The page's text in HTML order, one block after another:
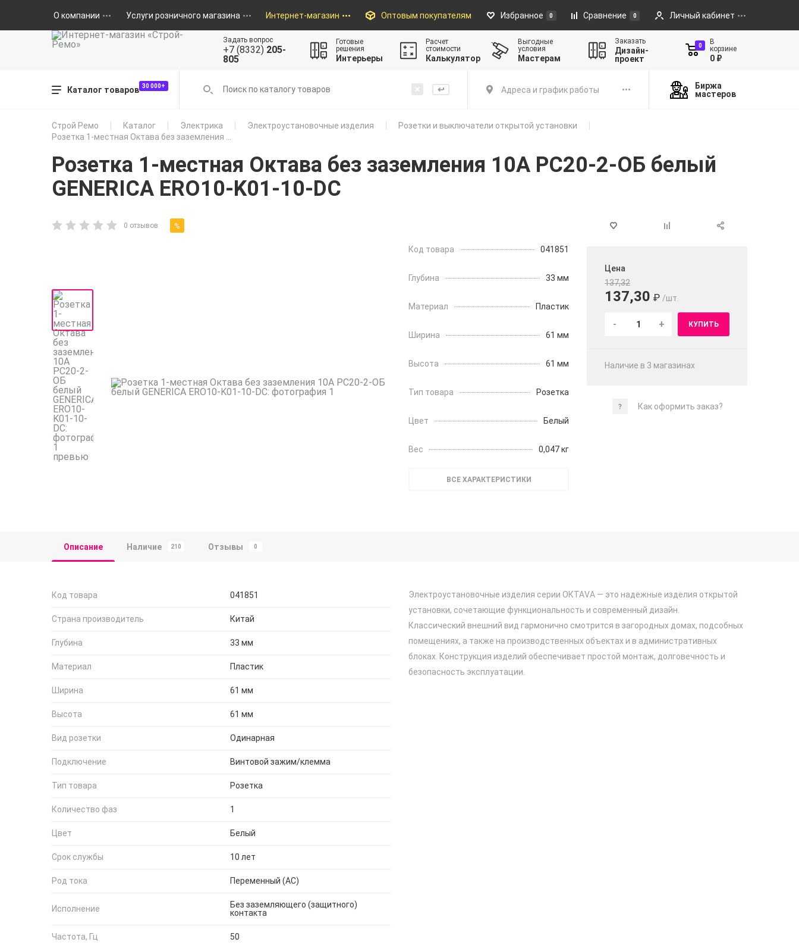
О компании Услуги розничного магазина Интернет-магазин Оптовым покупателям Избранное 0 Сравнение 0 Личный кабинет
Задать вопрос
+7 (8332) 205-
805
Готовые
решения
Интерьеры
Расчет
стоимости
Калькулятор
Выгодные
условия
Мастерам
Заказать
Дизайн-
проект
0
В
корзине
0 ₽
Каталог товаров 30 000+ Адреса и график работы
Биржа
мастеров
Строй Ремо Каталог Электрика Электроустановочные изделия
Розетки и выключатели открытой установки
Розетка 1-местная Октава без заземления ...
Розетка 1-местная Октава без заземления 10А РС20-2-ОБ белый
GENERICA ERO10-K01-10-DC
0 отзывов %
Код товара 041851
Глубина 33 мм
Материал Пластик
Ширина 61 мм
Высота 61 мм
Тип товара Розетка
Цвет Белый
Вес 0,047 кг
ВСЕ ХАРАКТЕРИСТИКИ
Цена
137,32
137,30 ₽ /шт.
- + КУПИТЬ
Наличие в 3 магазинах
Как оформить заказ?
Описание Наличие 210 Отзывы 0
Код товара 041851
Страна производитель Китай
Глубина 33 мм
Материал Пластик
Ширина 61 мм
Высота 61 мм
Вид розетки Одинарная
Подключение Винтовой зажим/клемма
Тип товара Розетка
Количество фаз 1
Цвет Белый
Срок службы 10 лет
Род тока Переменный (AC)
Исполнение
Без заземляющего (защитного)
контакта
Частота, Гц 50
Электроустановочные изделия серии ОКТАVА — это надежные изделия открытой
установки, сочетающие функциональность и современный дизайн.
Классический внешний вид гармонично смотрится в загородных домах, подсобных
помещениях, а также на производственных объектах и в административных
блоках. Конструкция изделий обеспечивает простой монтаж, долговечность и
безопасность эксплуатации.